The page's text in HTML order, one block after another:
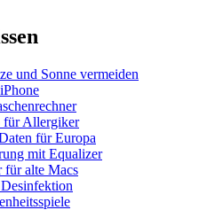
und Sonne vermeiden
für Allergiker
für Europa
mit Equalizer
für alte Macs